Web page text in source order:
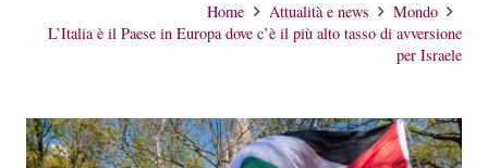
Home Attualità e news
Mondo
L’Italia è il Paese in Europa dove c’è il più alto tasso di avversione
per Israele